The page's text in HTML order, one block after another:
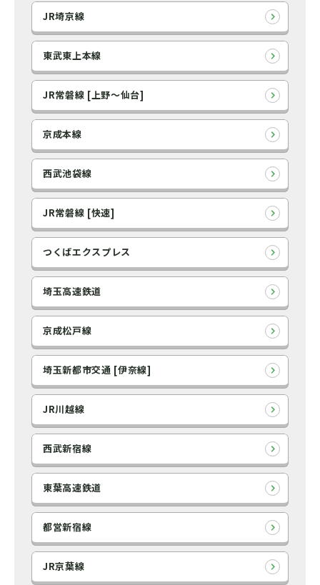
JR埼京線
東武東上本線
JR常磐線 [上野～仙台]
京成本線
西武池袋線
JR常磐線 [快速]
つくばエクスプレス
埼玉高速鉄道
京成松戸線
埼玉新都市交通 [伊奈線]
JR川越線
西武新宿線
東葉高速鉄道
都営新宿線
JR京葉線